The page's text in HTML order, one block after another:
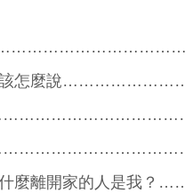
知道該怎麼說
來
嗎？
為什麼離開家的人是